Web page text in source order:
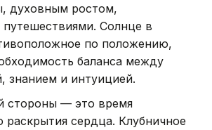
духовным ростом,
Солнце в
по положению,
баланса между
знанием и интуицией.
стороны — это время
раскрытия сердца. Клубничное